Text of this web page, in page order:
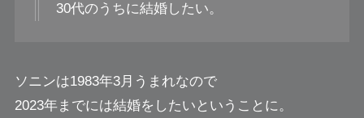
30代のうちに結婚したい。
ソニンは1983年3月うまれなので
2023年までには結婚をしたいということに。